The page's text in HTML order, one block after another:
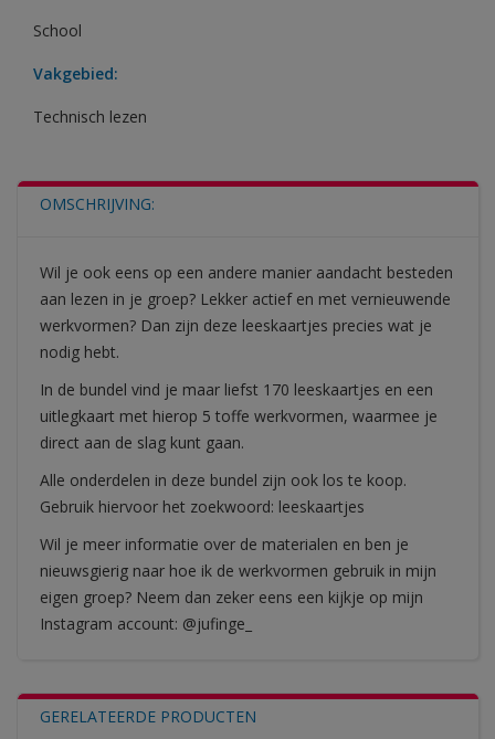
School
Vakgebied:
Technisch lezen
OMSCHRIJVING:
Wil je ook eens op een andere manier aandacht besteden
aan lezen in je groep? Lekker actief en met vernieuwende
werkvormen? Dan zijn deze leeskaartjes precies wat je
nodig hebt.
In de bundel vind je maar liefst 170 leeskaartjes en een
uitlegkaart met hierop 5 toffe werkvormen, waarmee je
direct aan de slag kunt gaan.
Alle onderdelen in deze bundel zijn ook los te koop.
Gebruik hiervoor het zoekwoord: leeskaartjes
Wil je meer informatie over de materialen en ben je
nieuwsgierig naar hoe ik de werkvormen gebruik in mijn
eigen groep? Neem dan zeker eens een kijkje op mijn
Instagram account: @jufinge_
GERELATEERDE PRODUCTEN